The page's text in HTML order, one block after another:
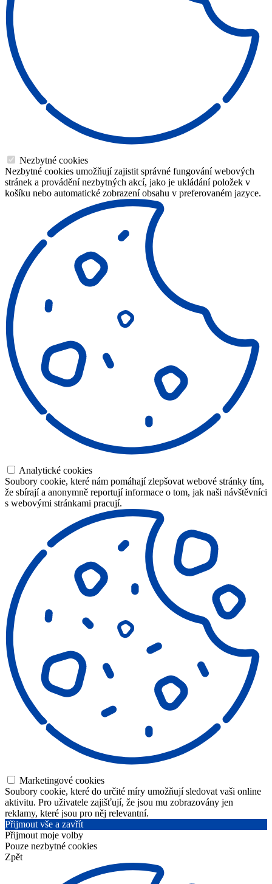
Nezbytné cookies
Nezbytné cookies umožňují zajistit správné fungování webových
stránek a provádění nezbytných akcí, jako je ukládání položek v
košíku nebo automatické zobrazení obsahu v preferovaném jazyce.
Analytické cookies
Soubory cookie, které nám pomáhají zlepšovat webové stránky tím,
že sbírají a anonymně reportují informace o tom, jak naši návštěvníci
s webovými stránkami pracují.
Marketingové cookies
Soubory cookie, které do určité míry umožňují sledovat vaši online
aktivitu. Pro uživatele zajišťují, že jsou mu zobrazovány jen
reklamy, které jsou pro něj relevantní.
Přijmout vše a zavřít
Přijmout moje volby
Pouze nezbytné cookies
Zpět